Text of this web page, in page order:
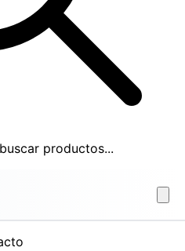
productos...